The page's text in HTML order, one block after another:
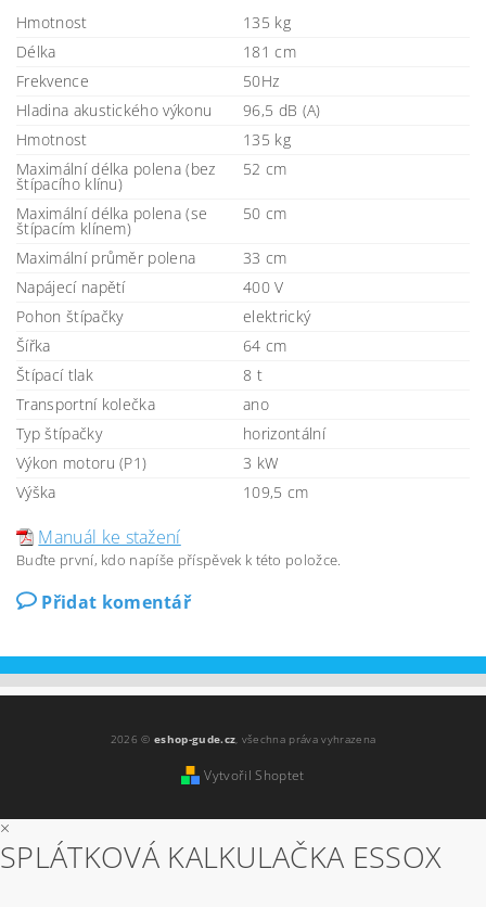
Hmotnost
135 kg
Délka
181 cm
Frekvence
50Hz
Hladina akustického výkonu
96,5 dB (A)
Hmotnost
135 kg
Maximální délka polena (bez
štípacího klínu)
52 cm
Maximální délka polena (se
štípacím klínem)
50 cm
Maximální průměr polena
33 cm
Napájecí napětí
400 V
Pohon štípačky
elektrický
Šířka
64 cm
Štípací tlak
8 t
Transportní kolečka
ano
Typ štípačky
horizontální
Výkon motoru (P1)
3 kW
Výška
109,5 cm
Manuál ke stažení
Buďte první, kdo napíše příspěvek k této položce.
Přidat komentář
2026 ©eshop-gude.cz, všechna práva vyhrazena
Vytvořil Shoptet
×
SPLÁTKOVÁ KALKULAČKA ESSOX